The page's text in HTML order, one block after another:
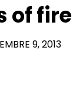
of
9, 2013